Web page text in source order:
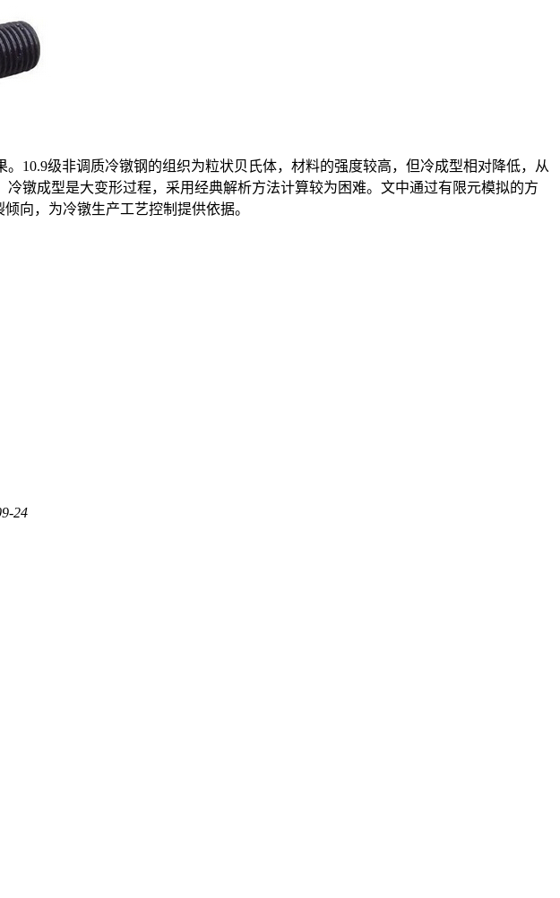
级非调质冷镦钢的组织为粒状贝氏体，材料的强度较高，但冷成型相对降低，从
镦成型是大变形过程，采用经典解析方法计算较为困难。文中通过有限元模拟的方
向，为冷镦生产工艺控制提供依据。
24